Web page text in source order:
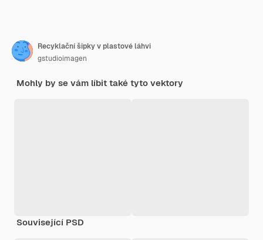
Recyklační šipky v plastové láhvi
gstudioimagen
Mohly by se vám líbit také tyto vektory
Související PSD